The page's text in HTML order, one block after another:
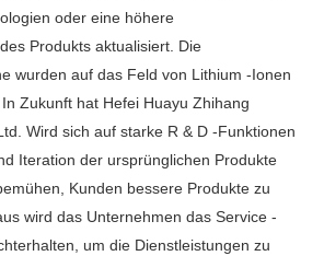
oder eine höhere
Produkts aktualisiert. Die
wurden auf das Feld von Lithium -Ionen
Zukunft hat Hefei Huayu Zhihang
Wird sich auf starke R & D -Funktionen
Iteration der ursprünglichen Produkte
Kunden bessere Produkte zu
wird das Unternehmen das Service -
um die Dienstleistungen zu